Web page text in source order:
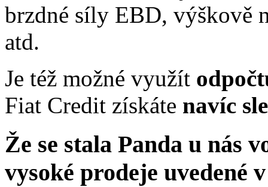
brzdné síly EBD, výškově
atd.
Je též možné využít
Fiat Credit získáte navíc
Že se stala Panda u nás
vysoké prodeje uvedené